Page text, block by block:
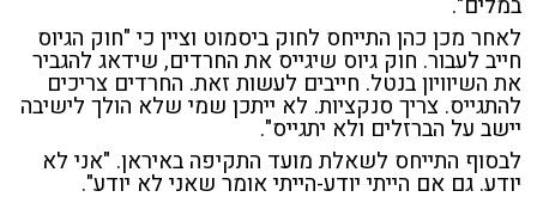
לאחר מכן כהן התייחס לחוק ביסמוט וציין כי "חוק הגיוס
חייב לעבור. חוק גיוס שיגייס את החרדים, שידאג להגביר
את השיוויון בנטל. חייבים לעשות זאת. החרדים צריכים
להתגייס. צריך סנקציות. לא ייתכן שמי שלא הולך לישיבה
יישב על הברזלים ולא יתגייס".
לבסוף התייחס לשאלת מועד התקיפה באיראן. "אני לא
יודע. גם אם הייתי יודע-הייתי אומר שאני לא יודע".